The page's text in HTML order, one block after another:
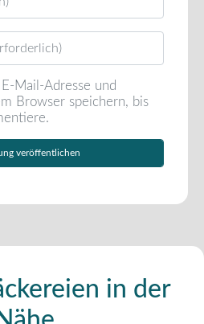
Mail-Adresse und
Browser speichern, bis
in der